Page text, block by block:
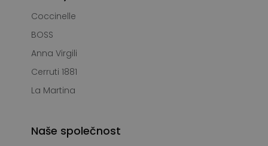
Coccinelle
BOSS
Anna Virgili
Cerruti 1881
La Martina
Naše společnost